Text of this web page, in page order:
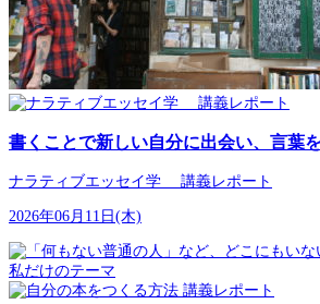
書くことで新しい自分に出会い、言葉
ナラティブエッセイ学 講義レポート
2026年06月11日(木)